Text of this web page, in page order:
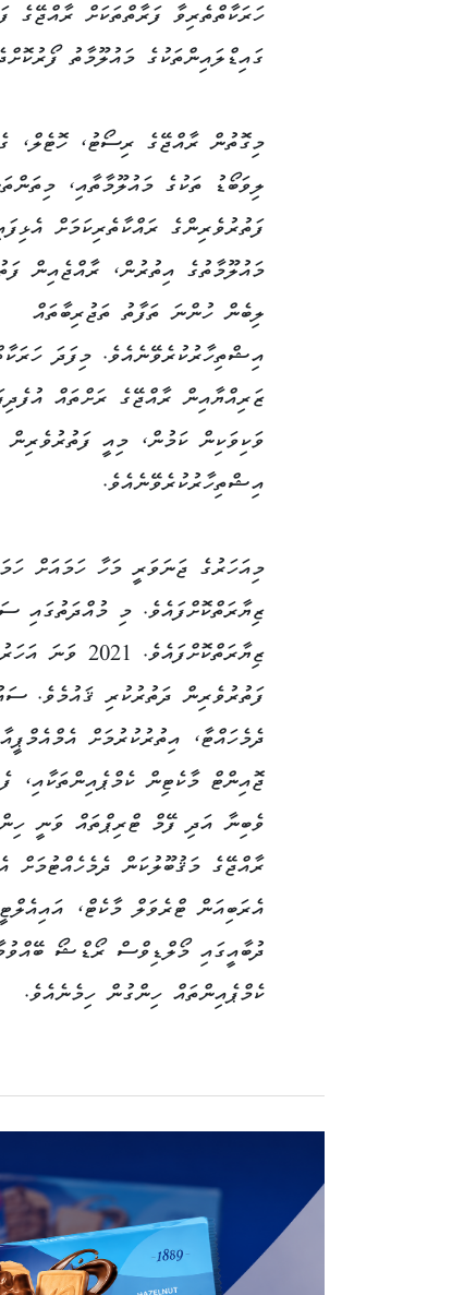
ހަރަކާތްތެރިވާ ފަރާތްތަކަށް ރާއްޖޭގެ
ގައިޑްލައިންތަކުގެ މައުލޫމާތު
މިގޮތުން ރާއްޖޭގެ ރިސޯޓު، ހޮޓެލް،
ލިވަބޯޑު ތަކުގެ މައުލޫމާތާއި،
ފަތުރުވެރިންގެ ރައްކާތެރިކަމަށް
މައުލޫމާތުގެ އިތުރުން، ރާއްޖެއިން
ލިބެން ހުންނަ ތަފާތު ތަޖުރިބާތައް
އިޝްތިހާރުކުރެވޭނެއެވެ. މިފަދަ
ޒަރިއްޔާއިން ރާއްޖޭގެ ރަށްތައް
ވަކިވަކިން ކަމުން، މިއީ
އިޝްތިހާރުކުރެވޭނެއެވެ.
ފަތުރުވެރިން ދަތުރުކުރި ޤައުމެވެ.
ދެމެހައްޓާ، އިތުރުކުރުމަށް
ޖޮއިންޓް މާކެޓިން ކެމްޕެއިންތަކާއި،
ރާއްޖޭގެ މަޤުބޫލުކަން ދެމެހެއްޓުމަށް
އެރަބިއަން ޓްރެވަލް މާކެޓް،
ދުބާއީގައި މޯލްޑިވްސް ރޯޑްޝޯ
ކެމްޕެއިންތައް ހިންގުން ހިމެނެއެވެ.